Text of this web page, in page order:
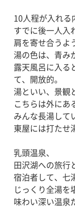
10人程が入れる
すでに後一人入
肩を寄せ合うよ
湯の色は、青み
露天風呂に入る
て、開放的。
湯といい、景観
こちらは外にあ
みんな長湯して
東屋には打たせ
乳頭温泉、
田沢湖への旅行
宿泊者して、七
じっくり全湯を
味わい深い温泉